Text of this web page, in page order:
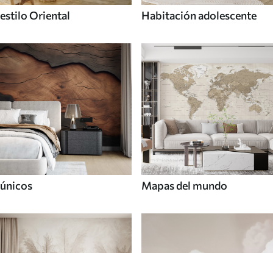
estilo Oriental Habitación adolescente
únicos Mapas del mundo